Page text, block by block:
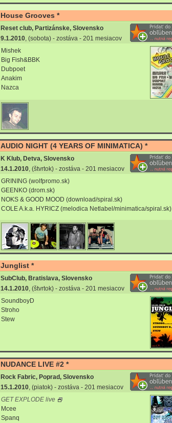
House Grooves *
Reset club, Partizánske, Slovensko
9.1.2010, (sobota) - zostáva - 201 mesiacov
Mishek
Big Fish&BBK
Dubpoet
Anakim
Nazca
AUDIO NIGHT (4 YEARS OF MINIMATICA) *
K Klub, Detva, Slovensko
14.1.2010, (štvrtok) - zostáva - 201 mesiacov
GRINING (wolfpromo.sk)
GEENKO (drom.sk)
NOKS & GOOD MOOD (download/spiral.sk)
COLE A.k.a. HYRICZ (melodica Netlabel/minimatica/spiral.sk)
Junglist *
SubClub, Bratislava, Slovensko
14.1.2010, (štvrtok) - zostáva - 201 mesiacov
SoundboyD
Stroho
Stew
NUDANCE LIVE #2 *
Rock Fabric, Poprad, Slovensko
15.1.2010, (piatok) - zostáva - 201 mesiacov
GET EXPLODE live
Mcee
Spanq